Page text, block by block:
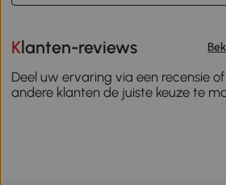
Klanten-reviews
Deel uw ervaring via een recensie
andere klanten de juiste keuze te